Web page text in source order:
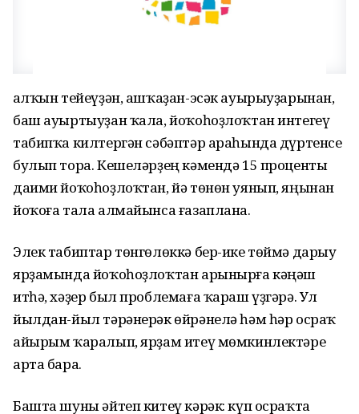
Һалҡын тейеүҙән, ашҡаҙан-эсәк ауырыуҙарынан,
баш ауыртыуҙан ҡала, йоҡоһоҙ­лоҡтан интегеү
табипҡа килтергән сәбәптәр араһында дүртенсе
булып тора. Кешеләрҙең кәмендә 15 проценты
даими йоҡоһоҙлоҡтан, йә төнөн уянып, яңынан
йоҡоға тала алмайынса ғазаплана.
Элек табиптар төнгөлөккә бер-ике төймә дарыу
ярҙамында йоҡоһоҙ­лоҡтан арынырға кәңәш
итһә, хәҙер был проблемаға ҡараш үҙгәрә. Ул
йылдан-йыл тәрәнерәк өйрәнелә һәм һәр осраҡ
айырым ҡаралып, ярҙам итеү мөмкинлектәре
арта бара.
Башта шуны әйтеп китеү кәрәк: күп осраҡта